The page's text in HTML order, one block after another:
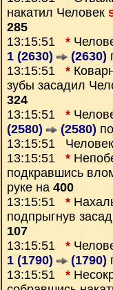
накатил Человек
285
13:15:51 *
1 (2630)
(2630)
13:15:51 *
зубы засадил
324
13:15:51 *
(2580)
(2580)
13:15:51 Человек
13:15:51 *
подкравшись
руке на 400
13:15:51 *
подпрыгнув
107
13:15:51 *
1 (1790)
(1790)
13:15:51 *